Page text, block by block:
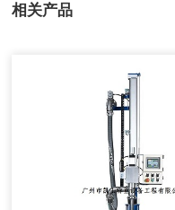
会获得数据并通过组态王
2020年08月18日
自动配料系统采用中药工
术、现代检测技术、
2020年08月18日
相关产品